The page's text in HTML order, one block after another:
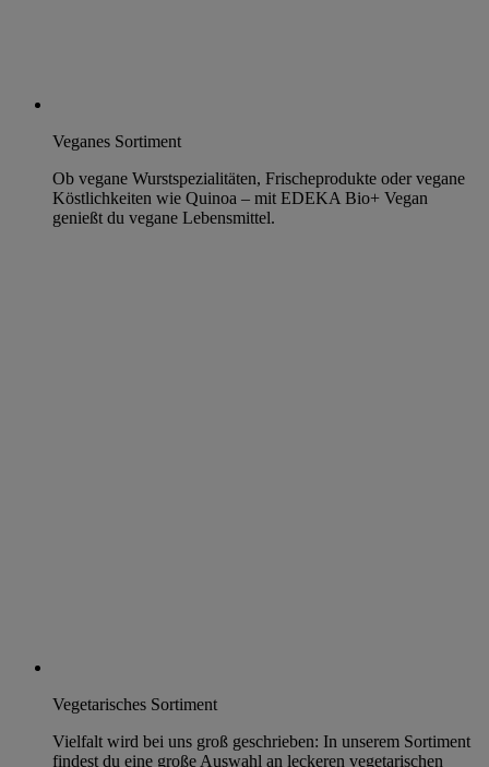
Veganes Sortiment
Ob vegane Wurstspezialitäten, Frischeprodukte oder vegane
Köstlichkeiten wie Quinoa – mit EDEKA Bio+ Vegan
genießt du vegane Lebensmittel.
Vegetarisches Sortiment
Vielfalt wird bei uns groß geschrieben: In unserem Sortiment
findest du eine große Auswahl an leckeren vegetarischen